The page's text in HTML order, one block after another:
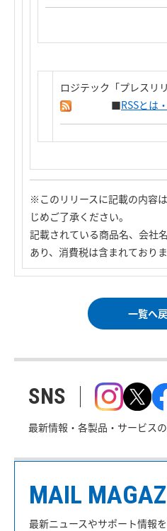
ロジテック「プレスリ
■RSSとは
※このリリースに記載の内容
じめご了承ください。
記載されている商品名、会社
あり、消費税は含まれておりま
一覧へ
SNS
最新情報・各製品・サービス
MAIL
最新ニュースやサポート情報